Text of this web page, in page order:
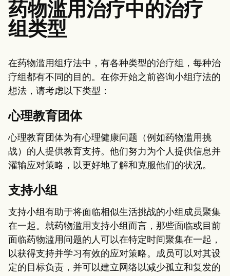
药物滥用治疗中的治疗
组类型
在药物滥用组疗法中，有各种类型的治疗组，每种治
疗组都有不同的目的。在你开始之前咨询小组疗法的
想法，请考虑以下类型：
心理教育团体
心理教育团体为有心理健康问题（例如药物滥用挑
战）的人提供教育支持。他们努力为个人提供信息并
灌输应对策略，以更好地了解和克服他们的状况。
支持小组
支持小组有助于将面临相似生活挑战的小组成员聚集
在一起。就药物滥用支持小组而言，那些面临或目前
面临药物滥用问题的人可以在特定时间聚集在一起，
以获得支持并学习有效的应对策略。成员可以对其设
定的目标负责，并可以建立网络以减少孤立和复发的